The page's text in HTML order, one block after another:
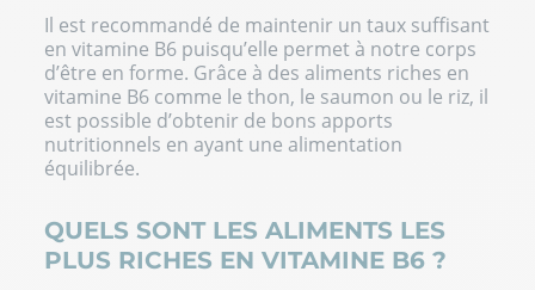
Notre plateforme vous permet d'adapter et de gérer vos
Il est recommandé de maintenir un taux suffisant
en vitamine B6 puisqu’elle permet à notre corps
d’être en forme. Grâce à des aliments riches en
vitamine B6 comme le thon, le saumon ou le riz, il
est possible d’obtenir de bons apports
nutritionnels en ayant une alimentation
équilibrée.
QUELS SONT LES ALIMENTS LES
PLUS RICHES EN VITAMINE B6 ?